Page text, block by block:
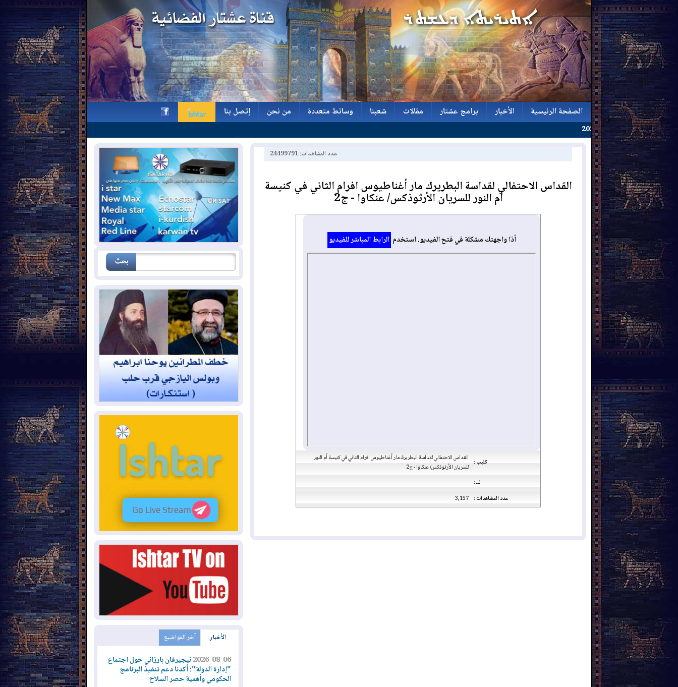
الصفحة الرئيسية
الصفحة الرئيسية
الأخبار
برامج عشتار
مقالات
شعبنا
وسائط متعددة
من نحن
إتصل بنا
وقفة تذكارية لقناة عشتار في
عدد المشاهدات: 24499791
القداس الاحتفالي لقداسة البطريرك مار أغناطيوس افرام الثاني في كنيسة
أم النور للسريان الأرثوذكس/ عنكاوا - ج2
أذا واجهتك مشكلة في فتح الفيديو. استخدم الرابط المباشر للفيديو
القداس الاحتفالي لقداسة البطريرك مار أغناطيوس افرام الثاني في كنيسة أم النور
للسريان الأرثوذكس/ عنكاوا - ج2
كليب :
لــ :
3,157 عدد المشاهدات :
h
الأخبار آخر المواضيع
2026-08-06نيجيرفان بارزاني حول اجتماع
"إدارة الدولة": أكدنا دعم تنفيذ البرنامج
الحكومي وأهمية حصر السلاح